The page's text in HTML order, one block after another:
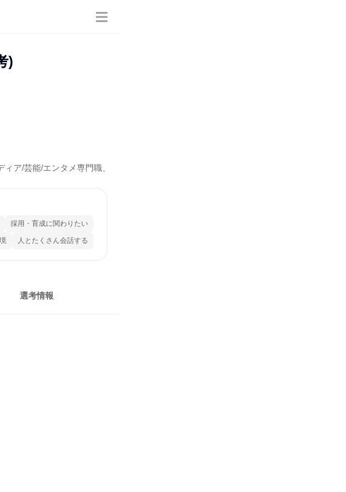
)
ア/芸能/エンタメ専門職、マーケティング・広告・宣伝）
採用・育成に関わりたい
人とたくさん会話する
選考情報